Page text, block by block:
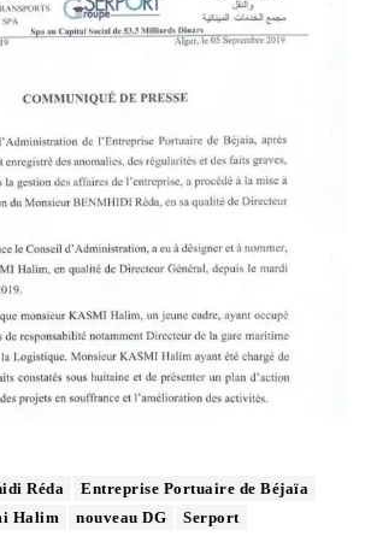
Réda
Entreprise Portuaire de Béjaïa
Halim
nouveau DG Serport